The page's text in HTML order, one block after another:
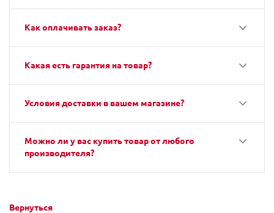
Как оплачивать заказ?
Какая есть гарантия на товар?
Условия доставки в вашем магазине?
Можно ли у вас купить товар от любого
производителя?
Вернуться